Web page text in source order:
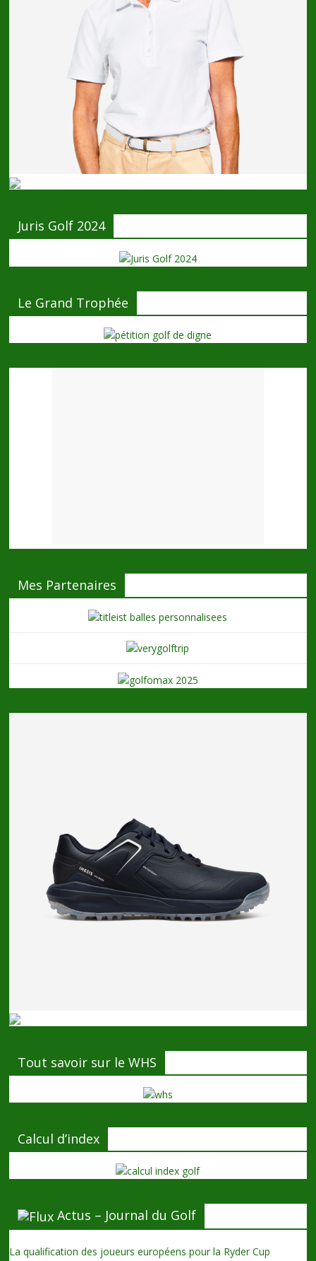
Juris Golf 2024
Le Grand Trophée
Mes Partenaires
Tout savoir sur le WHS
Calcul d’index
Actus – Journal du Golf
La qualification des joueurs européens pour la Ryder Cup